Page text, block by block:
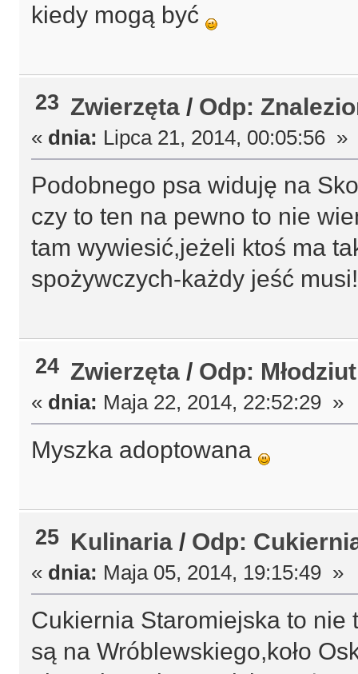
kiedy mogą być
23 Zwierzęta / Odp:
« dnia: Lipca 21, 2014, 00:05:56 »
Podobnego psa widuję na
czy to ten na pewno to nie
tam wywiesić,jeżeli ktoś ma
spożywczych-każdy jeść musi!
24 Zwierzęta / Odp:
« dnia: Maja 22, 2014, 22:52:29 »
Myszka adoptowana
25 Kulinaria / Odp:
« dnia: Maja 05, 2014, 19:15:49 »
Cukiernia Staromiejska to nie
są na Wróblewskiego,koło